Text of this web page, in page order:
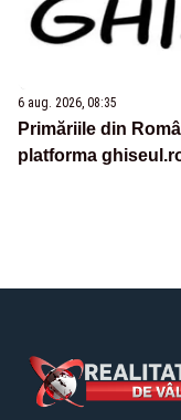
6 aug. 2026, 08:35
Primăriile din
platforma